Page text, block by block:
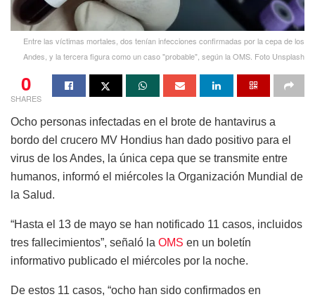
Entre las víctimas mortales, dos tenían infecciones confirmadas por la cepa de los
Andes, y la tercera figura como un caso "probable", según la OMS. Foto Unsplash
0
SHARES
Ocho personas infectadas en el brote de hantavirus a
bordo del crucero MV Hondius han dado positivo para el
virus de los Andes, la única cepa que se transmite entre
humanos, informó el miércoles la Organización Mundial de
la Salud.
“Hasta el 13 de mayo se han notificado 11 casos, incluidos
tres fallecimientos”, señaló la OMS en un boletín
informativo publicado el miércoles por la noche.
De estos 11 casos, “ocho han sido confirmados en